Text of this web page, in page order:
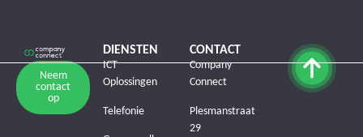
Neem
contact
op
DIENSTEN
ICT
Oplossingen
Telefonie
CONTACT
Company
Connect
Plesmanstraat
29